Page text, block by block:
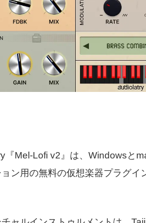
『Mel-Lofi v2』は、Windowsと
ン用の無料の仮想楽器プラグイ